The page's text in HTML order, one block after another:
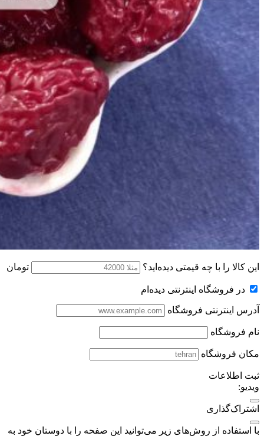
این کالا را با چه قیمتی دیده‌اید؟ تومان
در فروشگاه اینترنتی دیده‌ام
آدرس اینترنتی فروشگاه
نام فروشگاه
مکان فروشگاه
ثبت اطلاعات
ویدیو:
اشتراک‌گذاری
با استفاده از روش‌های زیر می‌توانید این صفحه را با دوستان خود به